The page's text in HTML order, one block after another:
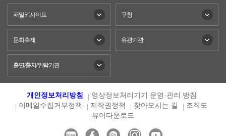
패밀리사이트 구청
문화축제 유관기관
출연/출자/위탁기관
개인정보처리방침
영상정보처리기기 운영·관리 방침
이메일수집거부정책
저작권정책 찾아오시는 길
조직도
뷰어다운로드